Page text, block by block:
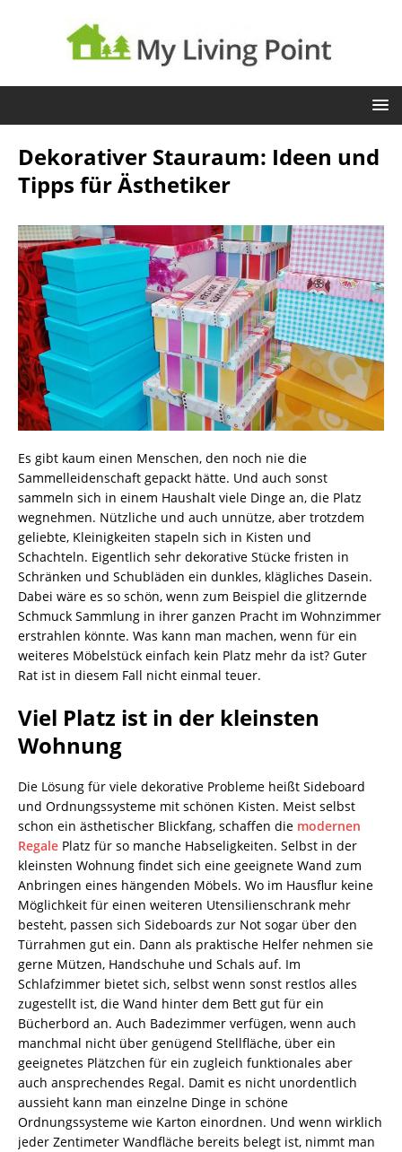
Dekorativer Stauraum: Ideen und
Tipps für Ästhetiker
Es gibt kaum einen Menschen, den noch nie die
Sammelleidenschaft gepackt hätte. Und auch sonst
sammeln sich in einem Haushalt viele Dinge an, die Platz
wegnehmen. Nützliche und auch unnütze, aber trotzdem
geliebte, Kleinigkeiten stapeln sich in Kisten und
Schachteln. Eigentlich sehr dekorative Stücke fristen in
Schränken und Schubläden ein dunkles, klägliches Dasein.
Dabei wäre es so schön, wenn zum Beispiel die glitzernde
Schmuck Sammlung in ihrer ganzen Pracht im Wohnzimmer
erstrahlen könnte. Was kann man machen, wenn für ein
weiteres Möbelstück einfach kein Platz mehr da ist? Guter
Rat ist in diesem Fall nicht einmal teuer.
Viel Platz ist in der kleinsten
Wohnung
Die Lösung für viele dekorative Probleme heißt Sideboard
und Ordnungssysteme mit schönen Kisten. Meist selbst
schon ein ästhetischer Blickfang, schaffen die modernen
Regale Platz für so manche Habseligkeiten. Selbst in der
kleinsten Wohnung findet sich eine geeignete Wand zum
Anbringen eines hängenden Möbels. Wo im Hausflur keine
Möglichkeit für einen weiteren Utensilienschrank mehr
besteht, passen sich Sideboards zur Not sogar über den
Türrahmen gut ein. Dann als praktische Helfer nehmen sie
gerne Mützen, Handschuhe und Schals auf. Im
Schlafzimmer bietet sich, selbst wenn sonst restlos alles
zugestellt ist, die Wand hinter dem Bett gut für ein
Bücherbord an. Auch Badezimmer verfügen, wenn auch
manchmal nicht über genügend Stellfläche, über ein
geeignetes Plätzchen für ein zugleich funktionales aber
auch ansprechendes Regal. Damit es nicht unordentlich
aussieht kann man einzelne Dinge in schöne
Ordnungssysteme wie Karton einordnen. Und wenn wirklich
jeder Zentimeter Wandfläche bereits belegt ist, nimmt man